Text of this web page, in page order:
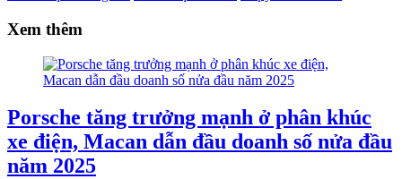
Xem thêm
Porsche tăng trưởng mạnh ở phân khúc
xe điện, Macan dẫn đầu doanh số nửa đầu
năm 2025